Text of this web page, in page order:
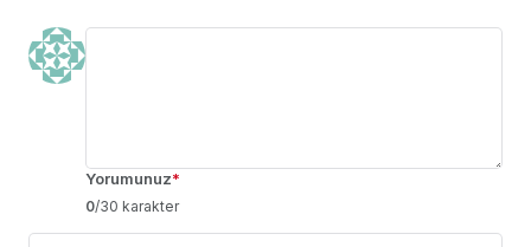
Yorumunuz*
0/30 karakter